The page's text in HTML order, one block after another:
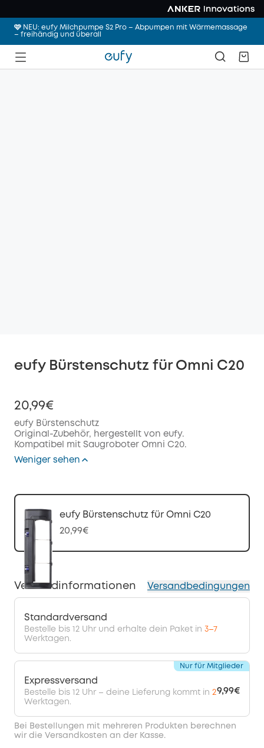
🩷 NEU: eufy Milchpumpe S2 Pro – Abpumpen mit Wärmemassage
– freihändig und überall
eufy Bürstenschutz für Omni C20
20,99€
eufy Bürstenschutz
Original-Zubehör, hergestellt von eufy.
Kompatibel mit Saugroboter Omni C20.
Weniger sehen
eufy Bürstenschutz für Omni C20
20,99€
Versandinformationen Versandbedingungen
Standardversand
Bestelle bis 12 Uhr und erhalte dein Paket in 3–7
Werktagen.
Expressversand
Bestelle bis 12 Uhr – deine Lieferung kommt in 2
Werktagen.
9,99€
Nur für Mitglieder
Bei Bestellungen mit mehreren Produkten berechnen
wir die Versandkosten an der Kasse.